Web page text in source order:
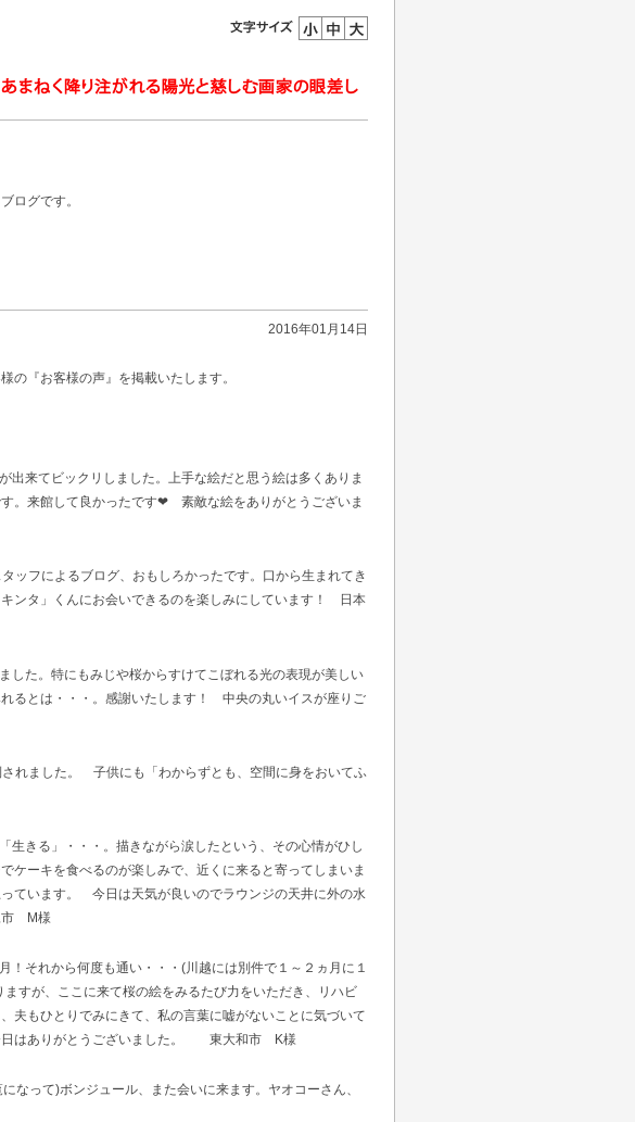
ログです。
2016年01月14日
『お客様の声』を掲載いたします。
来てビックリしました。上手な絵だと思う絵は多くありま
。来館して良かったです❤ 素敵な絵をありがとうございま
ッフによるブログ、おもしろかったです。口から生まれてき
ンタ」くんにお会いできるのを楽しみにしています！ 日本
た。特にもみじや桜からすけてこぼれる光の表現が美しい
るとは・・・。感謝いたします！ 中央の丸いイスが座りご
れました。 子供にも「わからずとも、空間に身をおいてふ
きる」・・・。描きながら涙したという、その心情がひし
ーキを食べるのが楽しみで、近くに来ると寄ってしまいま
ています。 今日は天気が良いのでラウンジの天井に外の水
市 M様
それから何度も通い・・・(川越には別件で１～２ヵ月に１
すが、ここに来て桜の絵をみるたび力をいただき、リハビ
夫もひとりでみにきて、私の言葉に嘘がないことに気づいて
日はありがとうございました。 東大和市 K様
って)ボンジュール、また会いに来ます。ヤオコーさん、